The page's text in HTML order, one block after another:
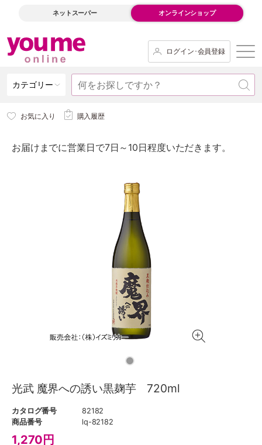
ネットスーパー オンラインショップ
ログイン･会員登録
カテゴリー
お気に入り 購入履歴
お届けまでに営業日で7日～10日程度いただきます。
光武 魔界への誘い黒麹芋 720ml
カタログ番号
82182
商品番号
lq-82182
1,270 円